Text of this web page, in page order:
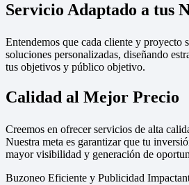
Servicio Adaptado a tus
Entendemos que cada cliente y proyecto
soluciones personalizadas, diseñando
tus objetivos y público objetivo.
Calidad al Mejor Precio
Creemos en ofrecer servicios de alta
Nuestra meta es garantizar que tu
mayor visibilidad y generación de
Buzoneo Eficiente y Publicidad